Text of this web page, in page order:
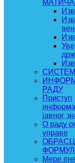
СИСТЕМ
РАДУ
Приступ
јавног
О раду
управе
Мере